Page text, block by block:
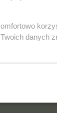
danych